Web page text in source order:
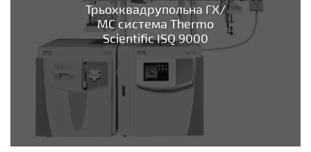
Трьохквадрупольна ГХ/
МС система Thermo
Scientific ISQ 9000